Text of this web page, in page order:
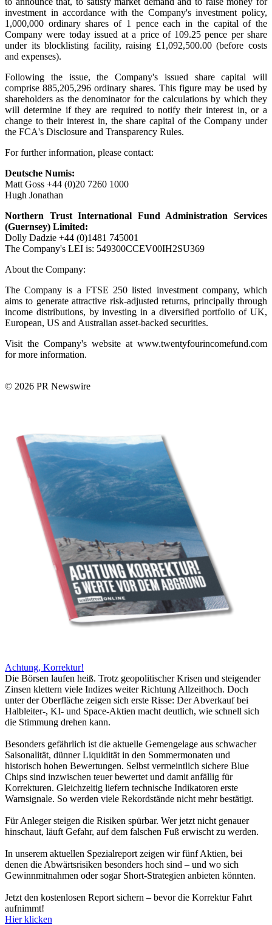
investment in accordance with the Company's investment policy,
1,000,000 ordinary shares of 1 pence each in the capital of the
Company were today issued at a price of 109.25 pence per share
under its blocklisting facility, raising £1,092,500.00 (before costs
and expenses).
Following the issue, the Company's issued share capital will
comprise 885,205,296 ordinary shares. This figure may be used by
shareholders as the denominator for the calculations by which they
will determine if they are required to notify their interest in, or a
change to their interest in, the share capital of the Company under
the FCA's Disclosure and Transparency Rules.
For further information, please contact:
Deutsche Numis:
Matt Goss +44 (0)20 7260 1000
Hugh Jonathan
Northern Trust International Fund Administration Services
(Guernsey) Limited:
Dolly Dadzie +44 (0)1481 745001
The Company's LEI is: 549300CCEV00IH2SU369
About the Company:
The Company is a FTSE 250 listed investment company, which
aims to generate attractive risk-adjusted returns, principally through
income distributions, by investing in a diversified portfolio of UK,
European, US and Australian asset-backed securities.
Visit the Company's website at www.twentyfourincomefund.com
for more information.
© 2026 PR Newswire
Achtung, Korrektur!
Die Börsen laufen heiß. Trotz geopolitischer Krisen und steigender
Zinsen klettern viele Indizes weiter Richtung Allzeithoch. Doch
unter der Oberfläche zeigen sich erste Risse: Der Abverkauf bei
Halbleiter-, KI- und Space-Aktien macht deutlich, wie schnell sich
die Stimmung drehen kann.
Besonders gefährlich ist die aktuelle Gemengelage aus schwacher
Saisonalität, dünner Liquidität in den Sommermonaten und
historisch hohen Bewertungen. Selbst vermeintlich sichere Blue
Chips sind inzwischen teuer bewertet und damit anfällig für
Korrekturen. Gleichzeitig liefern technische Indikatoren erste
Warnsignale. So werden viele Rekordstände nicht mehr bestätigt.
Für Anleger steigen die Risiken spürbar. Wer jetzt nicht genauer
hinschaut, läuft Gefahr, auf dem falschen Fuß erwischt zu werden.
In unserem aktuellen Spezialreport zeigen wir fünf Aktien, bei
denen die Abwärtsrisiken besonders hoch sind – und wo sich
Gewinnmitnahmen oder sogar Short-Strategien anbieten könnten.
Jetzt den kostenlosen Report sichern – bevor die Korrektur Fahrt
aufnimmt!
Hier klicken